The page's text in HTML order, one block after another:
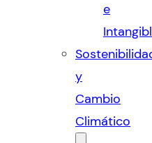
e
y
Cambio
Climático